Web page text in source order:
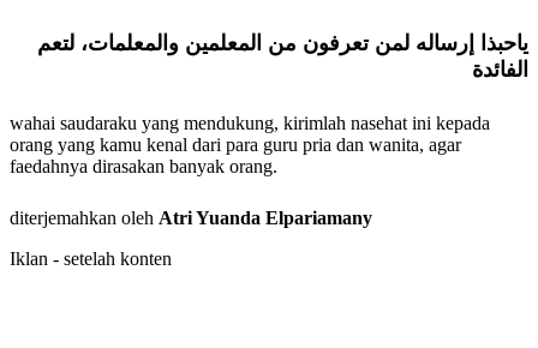
ياحبذا إرساله لمن تعرفون من المعلمين والمعلمات، لتعم
الفائدة
wahai saudaraku yang mendukung, kirimlah nasehat ini kepada
orang yang kamu kenal dari para guru pria dan wanita, agar
faedahnya dirasakan banyak orang.
diterjemahkan oleh Atri Yuanda Elpariamany
Iklan - setelah konten